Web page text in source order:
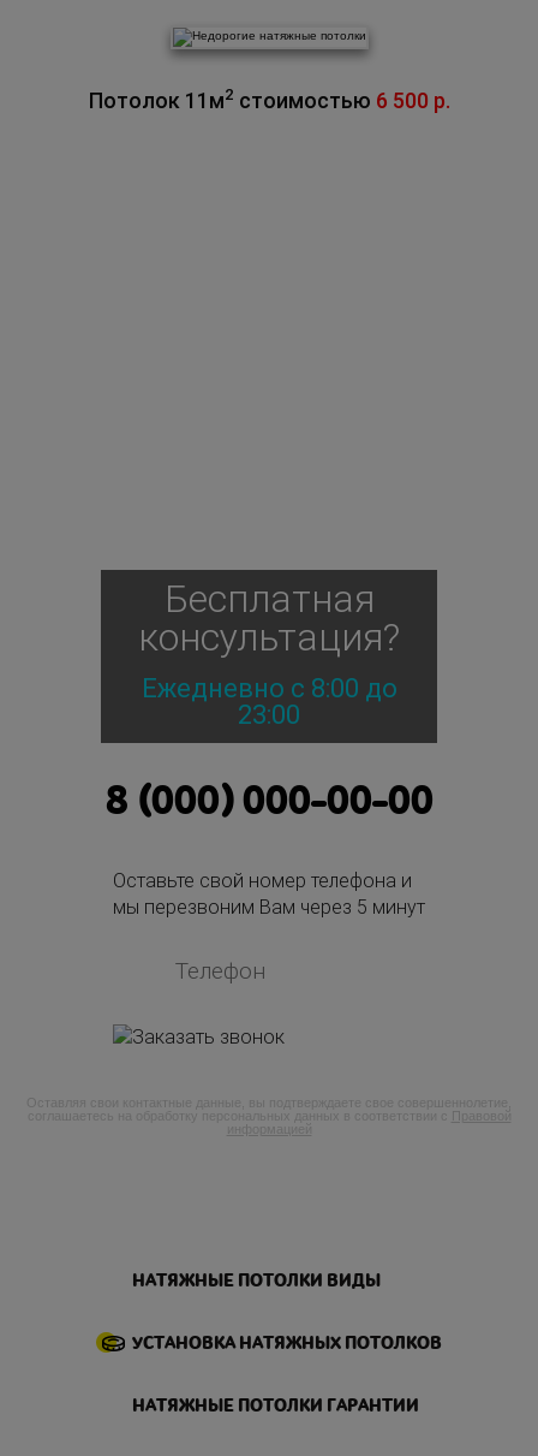
Потолок 11м2 стоимостью 6 500 р.
Бесплатная
консультация?
Ежедневно с 8:00 до
23:00
8 (000) 000-00-00
Оставьте свой номер телефона и
мы перезвоним Вам через 5 минут
Оставляя свои контактные данные, вы подтверждаете свое совершеннолетие,
соглашаетесь на обработку персональных данных в соответствии с
Правовой
информацией
НАТЯЖНЫЕ ПОТОЛКИ ВИДЫ
УСТАНОВКА НАТЯЖНЫХ ПОТОЛКОВ
НАТЯЖНЫЕ ПОТОЛКИ ГАРАНТИИ